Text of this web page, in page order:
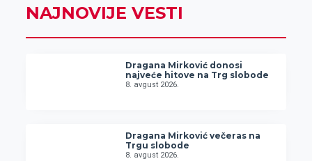
NAJNOVIJE VESTI
Dragana Mirković donosi
najveće hitove na Trg slobode
8. avgust 2026.
Dragana Mirković večeras na
Trgu slobode
8. avgust 2026.